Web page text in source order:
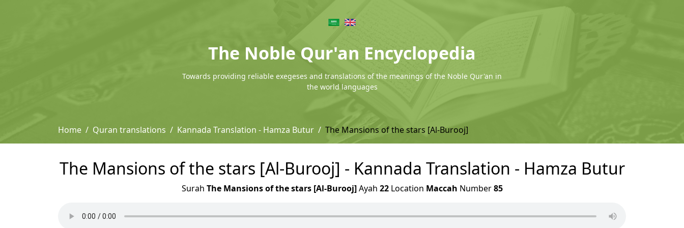
The Noble Qur'an Encyclopedia
Towards providing reliable exegeses and translations of the meanings of the Noble Qur'an in
the world languages
Home Quran translations Kannada Translation - Hamza Butur The Mansions of the stars [Al-Burooj]
The Mansions of the stars [Al-Burooj] - Kannada Translation - Hamza Butur
Surah The Mansions of the stars [Al-Burooj]Ayah 22Location Maccah Number85